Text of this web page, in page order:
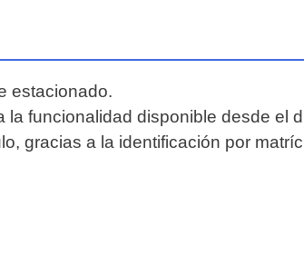
estacionado.
funcionalidad disponible desde el
gracias a la identificación por